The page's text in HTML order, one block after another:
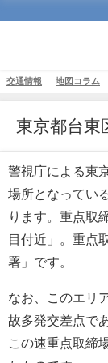
交通情報 地図コラム
東京都台東
警視庁による東
場所となってい
ります。重点取
目付近」。重点
署」です。
なお、このエリ
故多発交差点で
この速重点取締